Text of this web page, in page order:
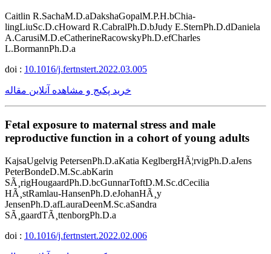
Caitlin R.SachaM.D.aDakshaGopalM.P.H.bChia-
lingLiuSc.D.cHoward R.CabralPh.D.bJudy E.SternPh.D.dDaniela
A.CarusiM.D.eCatherineRacowskyPh.D.efCharles
L.BormannPh.D.a
doi : 10.1016/j.fertnstert.2022.03.005
خرید پکیج و مشاهده آنلاین مقاله
Fetal exposure to maternal stress and male
reproductive function in a cohort of young adults
KajsaUgelvig PetersenPh.D.aKatia KeglbergHÃ¦rvigPh.D.aJens
PeterBondeD.M.Sc.abKarin
SÃ¸rigHougaardPh.D.bcGunnarToftD.M.Sc.dCecilia
HÃ¸stRamlau-HansenPh.D.eJohanHÃ¸y
JensenPh.D.afLauraDeenM.Sc.aSandra
SÃ¸gaardTÃ¸ttenborgPh.D.a
doi : 10.1016/j.fertnstert.2022.02.006